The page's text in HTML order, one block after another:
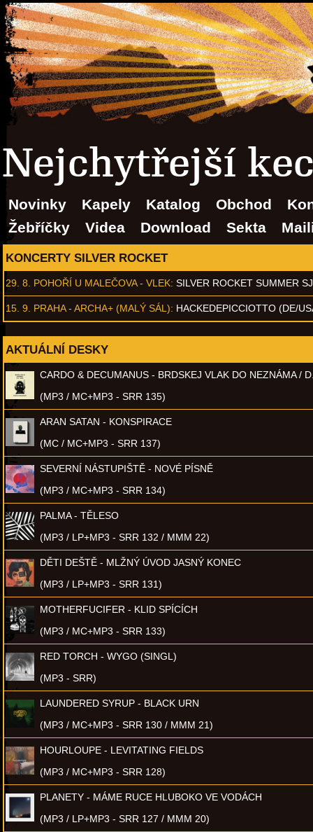
Nejchytřejší
Novinky Kapely Katalog Obchod
Žebříčky
Videa Download Sekta
KONCERTY SILVER ROCKET
29. 8. POHOŘÍ U MALEČOVA - VLEK: SILVER ROCKET SUMMER
15. 9. PRAHA - ARCHA+ (MALÝ SÁL): HACKEDEPICCIOTTO (DE/
AKTUÁLNÍ DESKY
CARDO & DECUMANUS - BRDSKEJ VLAK DO NEZNÁMA /
(MP3 / MC+MP3 - SRR 135)
ARAN SATAN - KONSPIRACE
(MC / MC+MP3 - SRR 137)
SEVERNÍ NÁSTUPIŠTĚ - NOVÉ PÍSNĚ
(MP3 / MC+MP3 - SRR 134)
PALMA - TĚLESO
(MP3 / LP+MP3 - SRR 132 / MMM 22)
DĚTI DEŠTĚ - MLŽNÝ ÚVOD JASNÝ KONEC
(MP3 / LP+MP3 - SRR 131)
MOTHERFUCIFER - KLID SPÍCÍCH
(MP3 / MC+MP3 - SRR 133)
RED TORCH - WYGO (SINGL)
(MP3 - SRR)
LAUNDERED SYRUP - BLACK URN
(MP3 / MC+MP3 - SRR 130 / MMM 21)
HOURLOUPE - LEVITATING FIELDS
(MP3 / MC+MP3 - SRR 128)
PLANETY - MÁME RUCE HLUBOKO VE VODÁCH
(MP3 / LP+MP3 - SRR 127 / MMM 20)